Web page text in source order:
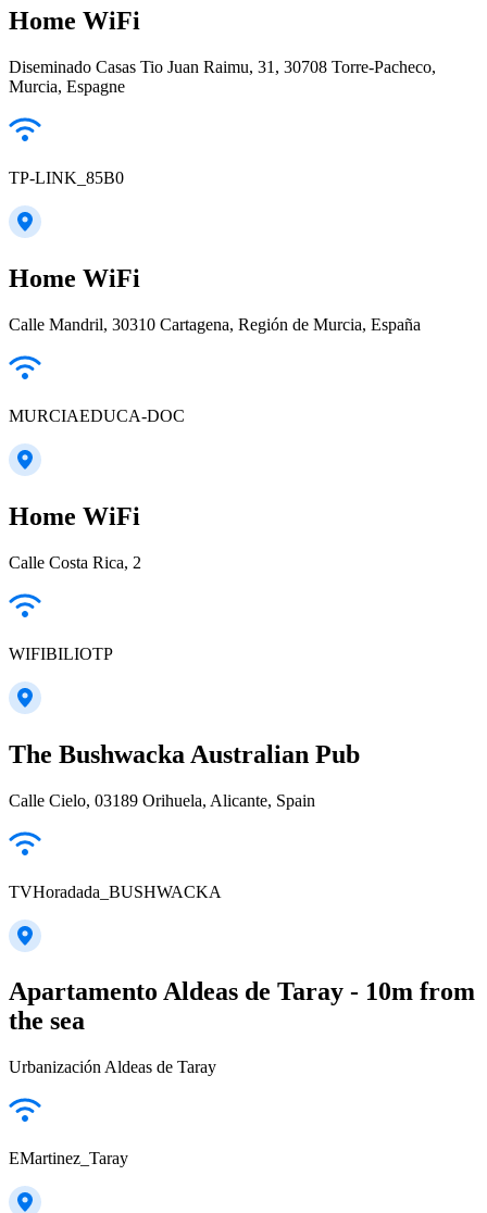
Home WiFi
Diseminado Casas Tio Juan Raimu, 31, 30708 Torre-Pacheco,
Murcia, Espagne
TP-LINK_85B0
Home WiFi
Calle Mandril, 30310 Cartagena, Región de Murcia, España
MURCIAEDUCA-DOC
Home WiFi
Calle Costa Rica, 2
WIFIBILIOTP
The Bushwacka Australian Pub
Calle Cielo, 03189 Orihuela, Alicante, Spain
TVHoradada_BUSHWACKA
Apartamento Aldeas de Taray - 10m from
the sea
Urbanización Aldeas de Taray
EMartinez_Taray